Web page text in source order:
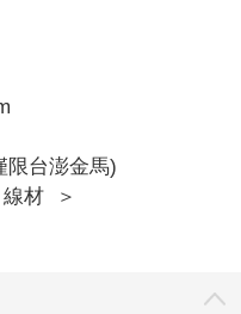
限台澎金馬)
材
＞